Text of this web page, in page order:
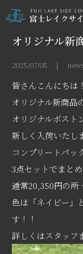
オリジナル新
2025/07/05 |
皆さんこんにちは！
オリジナル新商
オリジナルボスト
新しく入荷いたし
コンプリートパ
3点セットでまとめ
通常20,350円の所
色は「ネイビー」
す！！
詳しくはスタッフ